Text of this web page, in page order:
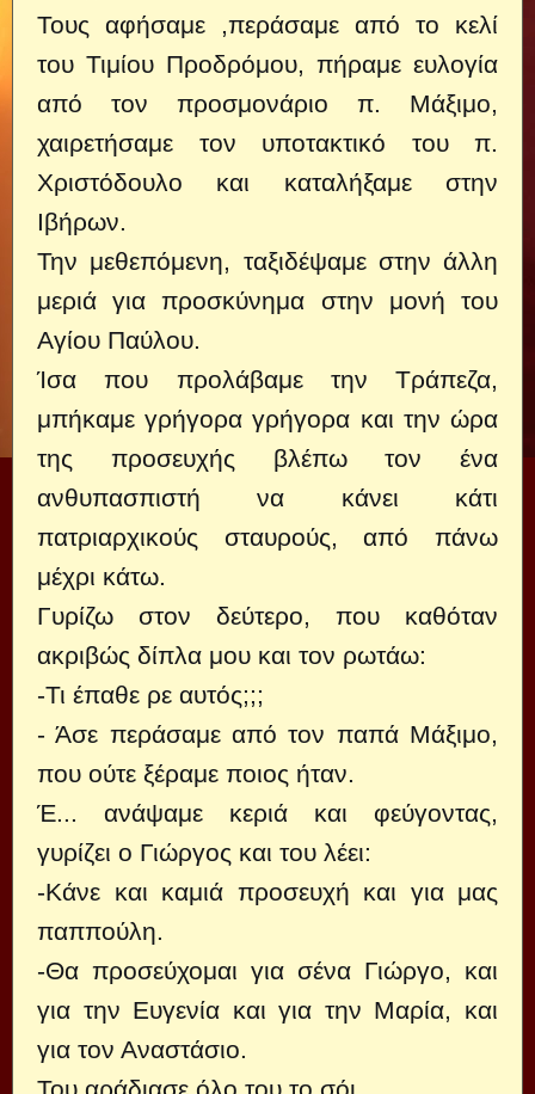
Τους αφήσαμε ,περάσαμε από το κελί
του Τιμίου Προδρόμου, πήραμε ευλογία
από τον προσμονάριο π. Μάξιμο,
χαιρετήσαμε τον υποτακτικό του π.
Χριστόδουλο και καταλήξαμε στην
Ιβήρων.
Την μεθεπόμενη, ταξιδέψαμε στην άλλη
μεριά για προσκύνημα στην μονή του
Αγίου Παύλου.
Ίσα που προλάβαμε την Τράπεζα,
μπήκαμε γρήγορα γρήγορα και την ώρα
της προσευχής βλέπω τον ένα
ανθυπασπιστή να κάνει κάτι
πατριαρχικούς σταυρούς, από πάνω
μέχρι κάτω.
Γυρίζω στον δεύτερο, που καθόταν
ακριβώς δίπλα μου και τον ρωτάω:
-Τι έπαθε ρε αυτός;;;
- Άσε περάσαμε από τον παπά Μάξιμο,
που ούτε ξέραμε ποιος ήταν.
Έ... ανάψαμε κεριά και φεύγοντας,
γυρίζει ο Γιώργος και του λέει:
-Κάνε και καμιά προσευχή και για μας
παππούλη.
-Θα προσεύχομαι για σένα Γιώργο, και
για την Ευγενία και για την Μαρία, και
για τον Αναστάσιο.